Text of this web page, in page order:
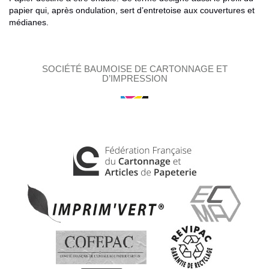
papier qui, après ondulation, sert d’entretoise aux couvertures et
médianes.
SOCIÉTÉ BAUMOISE DE CARTONNAGE ET
D’IMPRESSION